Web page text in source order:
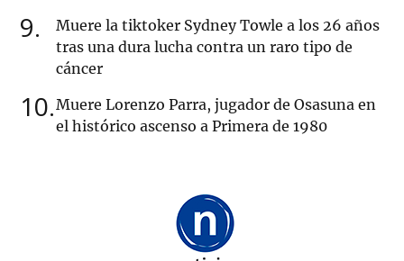
9
Muere la tiktoker Sydney Towle a los 26 años
tras una dura lucha contra un raro tipo de
cáncer
10 Muere Lorenzo Parra, jugador de Osasuna en
el histórico ascenso a Primera de 1980